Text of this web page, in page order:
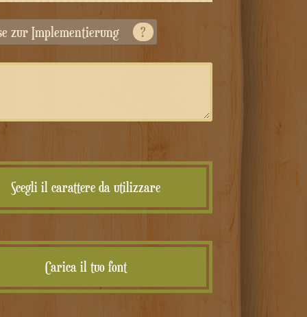
zur Implementierung ?
Scegli il carattere da utilizzare
Carica il tuo font